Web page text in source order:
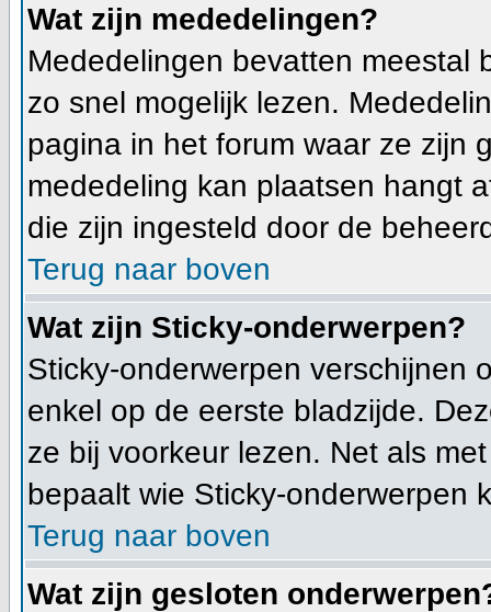
Wat zijn mededelingen?
Mededelingen bevatten meestal
zo snel mogelijk lezen.
pagina in het forum waar ze zijn
mededeling kan plaatsen hangt
die zijn ingesteld door de
Terug naar boven
Wat zijn Sticky-onderwerpen?
Sticky-onderwerpen verschijnen
enkel op de eerste bladzijde.
ze bij voorkeur lezen. Net als
bepaalt wie Sticky-onderwerpen
Terug naar boven
Wat zijn gesloten